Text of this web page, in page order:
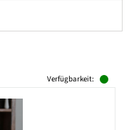
Verfügbarkeit: